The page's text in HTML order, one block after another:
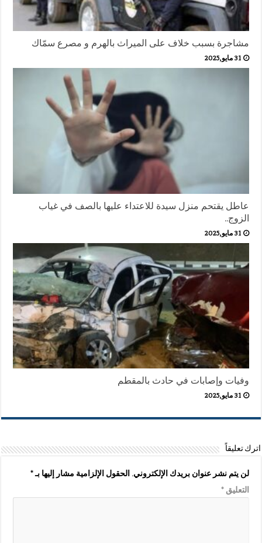
مشاجرة بسبب خلاف على الميراث بالهرم و مصرع سمّاك
31 مايو,2025
عاطل يقتحم منزل سيدة للاعتداء عليها بالصف في غياب
الزوج..
31 مايو,2025
وفيات وإصابات في حادث بالمقطم
31 مايو,2025
اترك تعليقاً
لن يتم نشر عنوان بريدك الإلكتروني. الحقول الإلزامية مشار إليها بـ*
التعليق*